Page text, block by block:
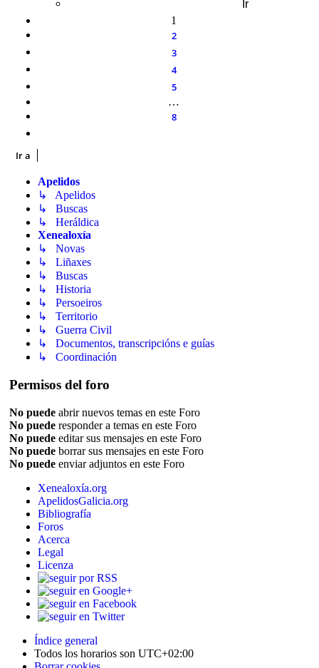
1
2
3
4
5
…
8
Ir a
Apelidos
↳ Apelidos
↳ Buscas
↳ Heráldica
Xenealoxía
↳ Novas
↳ Liñaxes
↳ Buscas
↳ Historia
↳ Persoeiros
↳ Territorio
↳ Guerra Civil
↳ Documentos, transcripcións e guías
↳ Coordinación
Permisos del foro
No puede abrir nuevos temas en este Foro
No puede responder a temas en este Foro
No puede editar sus mensajes en este Foro
No puede borrar sus mensajes en este Foro
No puede enviar adjuntos en este Foro
Xenealoxía.org
ApelidosGalicia.org
Bibliografía
Foros
Acerca
Legal
Licenza
Índice general
Todos los horarios son UTC+02:00